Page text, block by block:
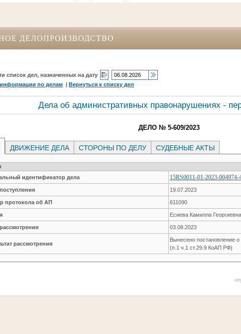
ДЕЛОПРОИЗВОДСТВО
список дел, назначенных на дату
по делам |Вернуться к списку дел
Дела об административных правонарушениях -
ДЕЛО № 5-609/2023
ДВИЖЕНИЕ ДЕЛА СТОРОНЫ ПО ДЕЛУ СУДЕБНЫЕ АКТЫ
идентификатор дела
15RS0011-01-2023-004974-
19.07.2023
протокола об АП 611090
Есиева Камилла Георгиевна
03.08.2023
рассмотрения
Вынесено постановление о
(п.1 ч.1 ст.29.9 КоАП РФ)